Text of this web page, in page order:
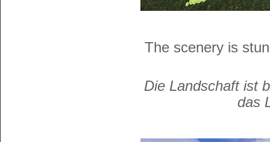
The scenery is
Die Landschaft ist
das